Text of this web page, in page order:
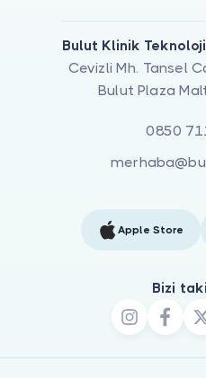
Bulut Klinik
Cevizli Mh. Tansel
Bulut Plaza
0850
Apple Store
Bizi